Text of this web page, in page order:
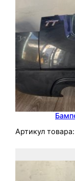
Артикул товара: